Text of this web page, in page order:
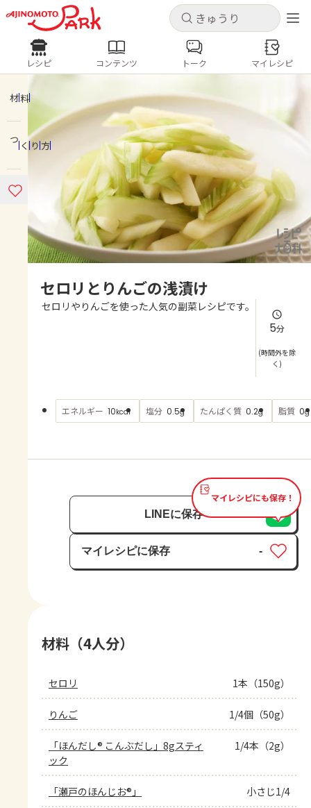
キャンセル
ログインするとレシピを保存できます
ログイン 新規登録
ホーム
コンテンツ
レシピ
よくあるお問い合わせ
キャンセル
レシピ コンテンツ
人気の食材・レシピ
きゅうり なす トマト
とうもろこし
ピーマン
みょうが ゴーヤ
レシピ コンテンツ トーク マイレシピ
材料
つくり方
セロリとりんごの浅漬け
セロリやりんごを使った人気の副菜レシピです。
5分
(時間外を除
く)
エネルギー 10kcal 塩分 0.5g たんぱく質 0.2g 脂質 0g
マイレシピにも保存！
LINEに保存
マイレシピに保存
保存済み
-
材料（4人分）
セロリ 1本（150g）
りんご 1/4個（50g）
「ほんだし® こんぶだし」8gスティ
ック
1/4本（2g）
「瀬戸のほんじお®」 小さじ1/4